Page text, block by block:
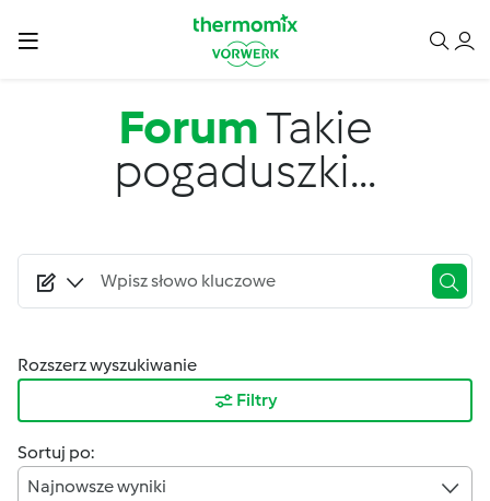
ForumTakie
pogaduszki...
Rozszerz wyszukiwanie
Filtry
Sortuj po:
Najnowsze wyniki